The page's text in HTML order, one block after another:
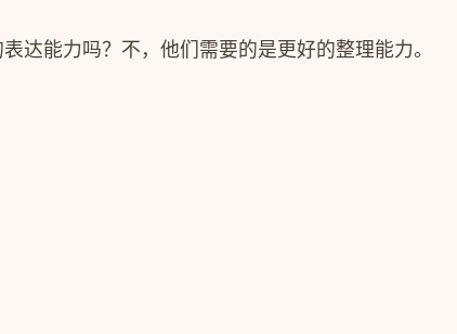
达能力吗？不，他们需要的是更好的整理能力。